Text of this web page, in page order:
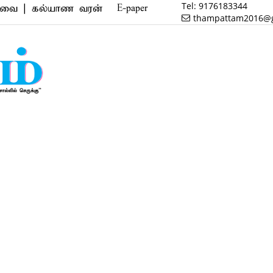
வரன் | மருத்துவம் | வணிகம் | பைனான்ஸ் |
E-paper Tel: 9176183344